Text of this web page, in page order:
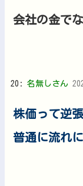
会社の金で
20: 名無しさん
株価って逆
普通に流れ